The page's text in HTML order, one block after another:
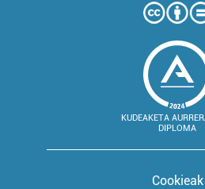
KUDEAKETA
DIPLOMA
Cookieak